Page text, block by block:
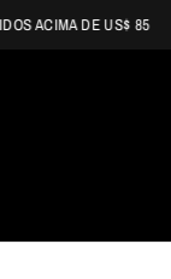
DE US$ 85